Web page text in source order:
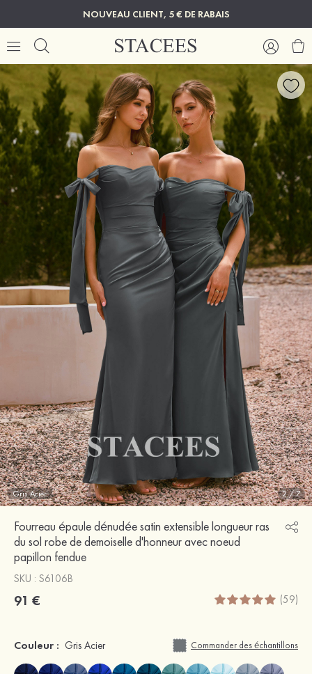
NOUVEAU CLIENT, 5 € DE RABAIS
Gris Acier 2/7
Fourreau épaule dénudée satin extensible longueur ras
du sol robe de demoiselle d'honneur avec noeud
papillon fendue
SKU : S6106B
91 € (59)
Couleur : Gris Acier Commander des échantillons